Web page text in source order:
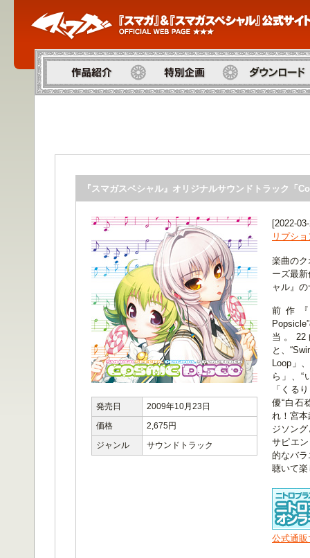
『スマガスペシャル』オリジナルサウンドトラック「
発売日
2009年10月23日
価格
2,675円
ジャンル
サウンドトラック
[2022-
リプシ
楽曲の
ーズ最
ャル』
前作
当。
と、
Loop」
ら」、“
「くる
優“白石
れ！宮
ジソン
サピエ
的なバ
聴いて
公式通